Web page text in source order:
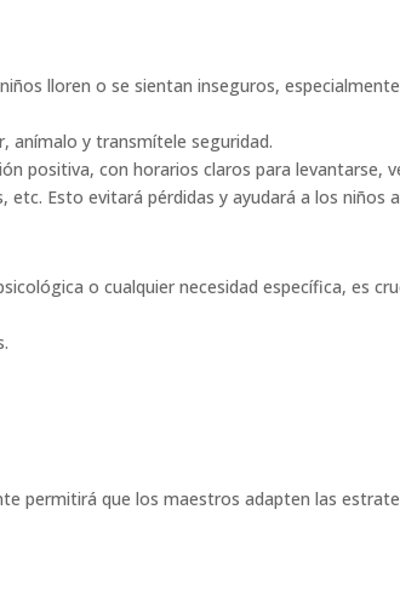
lloren o se sientan inseguros,
anímalo y transmítele seguridad.
positiva, con horarios claros para levantarse,
Esto evitará pérdidas y ayudará a los niños
o cualquier necesidad específica, es
permitirá que los maestros adapten las